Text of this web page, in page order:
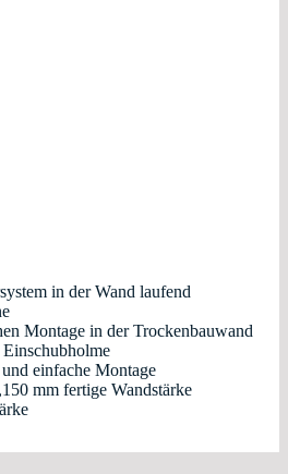
in der Wand laufend
Montage in der Trockenbauwand
einfache Montage
mm fertige Wandstärke